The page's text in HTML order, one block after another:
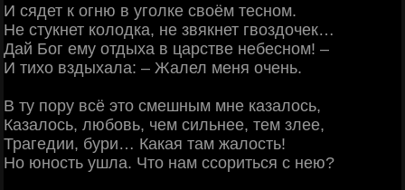
И сядет к огню в уголке своём тесном.
Не стукнет колодка, не звякнет гвоздочек…
Дай Бог ему отдыха в царстве небесном! –
И тихо вздыхала: – Жалел меня очень.
В ту пору всё это смешным мне казалось,
Казалось, любовь, чем сильнее, тем злее,
Трагедии, бури… Какая там жалость!
Но юность ушла. Что нам ссориться с нею?